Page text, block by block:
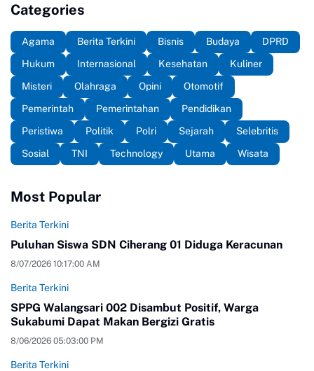
Categories
Agama Berita Terkini Bisnis Budaya
DPRD
Hukum
Internasional Kesehatan
Kuliner
Misteri
Olahraga Opini
Otomotif
Pemerintah
Pemerintahan
Pendidikan
Peristiwa
Politik Polri Sejarah
Selebritis
Sosial
TNI Technology Utama Wisata
Most Popular
Berita Terkini
Puluhan Siswa SDN Ciherang 01 Diduga Keracunan
8/07/2026 10:17:00 AM
Berita Terkini
SPPG Walangsari 002 Disambut Positif, Warga
Sukabumi Dapat Makan Bergizi Gratis
8/06/2026 05:03:00 PM
Berita Terkini